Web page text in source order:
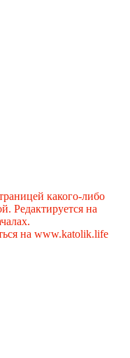
какого-либо
Редактируется на
на www.katolik.life